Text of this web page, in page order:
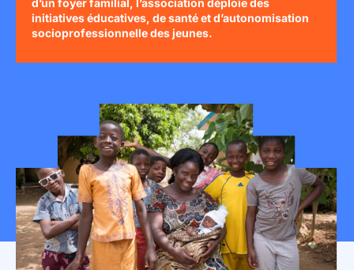
Mon espace donateur
initiatives éducatives, de santé et d’autonomisation
socioprofessionnelle des jeunes.